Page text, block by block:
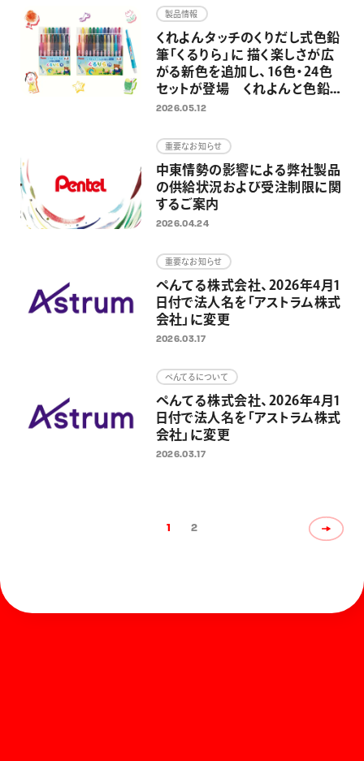
と人をアートでつなぎ、アートを
日常にするための取り組みとし
て
製品情報
くれよんタッチのくりだし式色鉛
筆「くるりら」に 描く楽しさが広
がる新色を追加し、16色・24色
セットが登場 くれよんと色鉛筆
のいいとこどりで、のびのびと自
2026.05.12
重要なお知らせ
中東情勢の影響による弊社製品
の供給状況および受注制限に関
するご案内
2026.04.24
重要なお知らせ
ぺんてる株式会社、2026年4月1
日付で法人名を「アストラム株式
会社」に変更
2026.03.17
ぺんてるについて
ぺんてる株式会社、2026年4月1
日付で法人名を「アストラム株式
会社」に変更
2026.03.17
1 2